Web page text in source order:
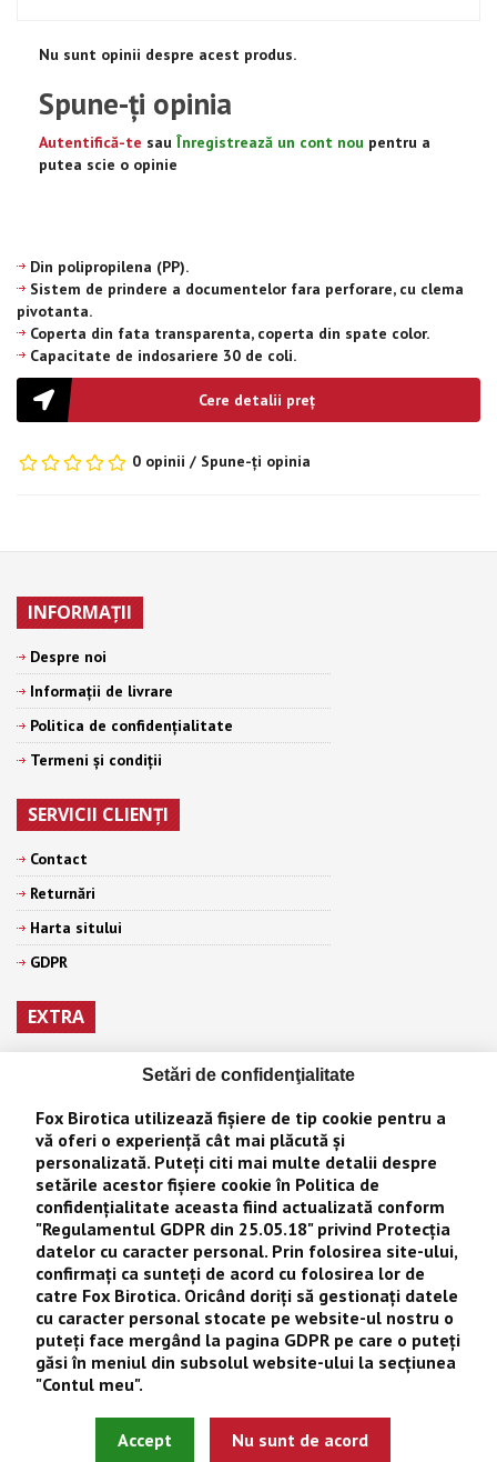
Setări de confidenţialitate
Fox Birotica utilizează fișiere de tip cookie pentru a
vă oferi o experiență cât mai plăcută și
personalizată. Puteţi citi mai multe detalii despre
setările acestor fișiere cookie în Politica de
confidențialitate aceasta fiind actualizată conform
"Regulamentul GDPR din 25.05.18" privind Protecţia
datelor cu caracter personal. Prin folosirea site-ului,
confirmaţi ca sunteţi de acord cu folosirea lor de
catre Fox Birotica. Oricând doriţi să gestionaţi datele
cu caracter personal stocate pe website-ul nostru o
puteţi face mergând la pagina GDPR pe care o puteţi
găsi în meniul din subsolul website-ului la secţiunea
"Contul meu".
Accept Nu sunt de acord
Nu sunt opinii despre acest produs.
Spune-ţi opinia
Autentifică-te sau Înregistrează un cont nou pentru a
putea scie o opinie
Din polipropilena (PP).
Sistem de prindere a documentelor fara perforare, cu clema
pivotanta.
Coperta din fata transparenta, coperta din spate color.
Capacitate de indosariere 30 de coli.
Cere detalii preţ
0 opinii / Spune-ţi opinia
INFORMAŢII
Despre noi
Informații de livrare
Politica de confidențialitate
Termeni şi condiţii
SERVICII CLIENŢI
Contact
Returnări
Harta sitului
GDPR
EXTRA
Afiliaţi
Oferte speciale
CONTUL MEU
Contul meu
Istoric comenzi
Wishlist
Newsletter
Fox Birotica © 2026
Site realizat de